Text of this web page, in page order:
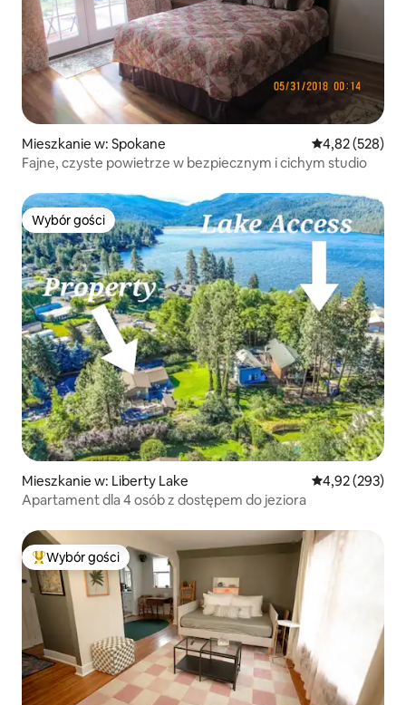
Mieszkanie w: Spokane Średnia
4,82 (528)
Fajne, czyste powietrze w bezpiecznym i cichym studio
Wybór gości
Wybór gości
Mieszkanie w: Liberty Lake Średnia
4,92 (293)
Apartament dla 4 osób z dostępem do jeziora
Najpopularniejsze z kategorii Wybór gości
Wybór gości